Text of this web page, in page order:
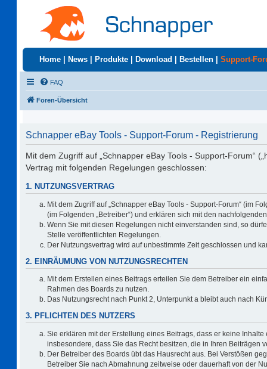
Home News Produkte Download Bestellen Support-
FAQ
Foren-Übersicht
Schnapper eBay Tools - Support-Forum - Registrierung
Mit dem Zugriff auf „Schnapper eBay Tools - Support-Forum“
Vertrag mit folgenden Regelungen geschlossen:
1. NUTZUNGSVERTRAG
Mit dem Zugriff auf „Schnapper eBay Tools - Support-Forum“ (im
(im Folgenden „Betreiber“) und erklären sich mit den
Wenn Sie mit diesen Regelungen nicht einverstanden sind, so
Stelle veröffentlichten Regelungen.
Der Nutzungsvertrag wird auf unbestimmte Zeit geschlossen und
2. EINRÄUMUNG VON NUTZUNGSRECHTEN
Mit dem Erstellen eines Beitrags erteilen Sie dem Betreiber ein
Rahmen des Boards zu nutzen.
Das Nutzungsrecht nach Punkt 2, Unterpunkt a bleibt auch nach
3. PFLICHTEN DES NUTZERS
Sie erklären mit der Erstellung eines Beitrags, dass er keine
insbesondere, dass Sie das Recht besitzen, die in Ihren Beiträgen
Der Betreiber des Boards übt das Hausrecht aus. Bei Verstößen
Betreiber Sie nach Abmahnung zeitweise oder dauerhaft von der